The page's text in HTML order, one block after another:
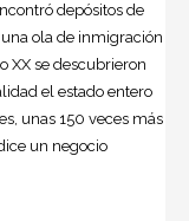
depósitos de
ola de inmigración
XX se descubrieron
el estado entero
unas 150 veces más
un negocio